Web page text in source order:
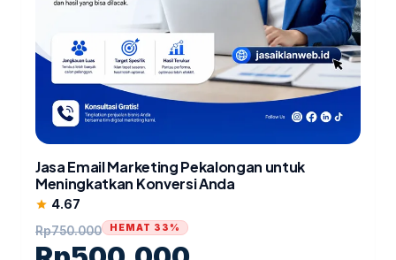
Jasa Email Marketing Pekalongan untuk
Meningkatkan Konversi Anda
star 4.67
Rp750.000 HEMAT 33%